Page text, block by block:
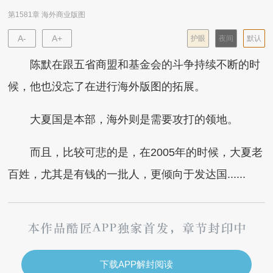
第1581章 海外商业版图
A- A+ 默认
夜间
护眼
陈默在跟五省商盟和基金会的斗争持续不断的时
候，他也没忘了在进行海外版图的拓展。
大夏国是本部，海外则是需要攻打的领地。
而且，比较可悲的是，在2005年的时候，大夏老
百姓，尤其是有钱的一批人，更倾向于发达国......
下载APP解封阅读